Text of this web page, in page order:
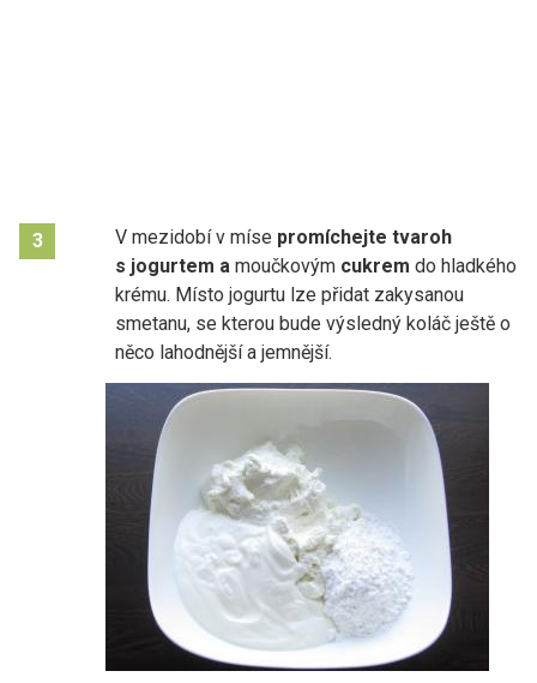
3 V mezidobí v míse promíchejte tvaroh
s jogurtem a moučkovým cukrem do hladkého
krému. Místo jogurtu lze přidat zakysanou
smetanu, se kterou bude výsledný koláč ještě o
něco lahodnější a jemnější.